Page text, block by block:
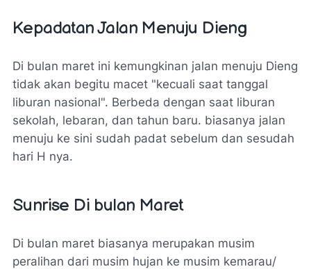
Kepadatan Jalan Menuju Dieng
Di bulan maret ini kemungkinan jalan menuju Dieng
tidak akan begitu macet "kecuali saat tanggal
liburan nasional". Berbeda dengan saat liburan
sekolah, lebaran, dan tahun baru. biasanya jalan
menuju ke sini sudah padat sebelum dan sesudah
hari H nya.
Sunrise Di bulan Maret
Di bulan maret biasanya merupakan musim
peralihan dari musim hujan ke musim kemarau/